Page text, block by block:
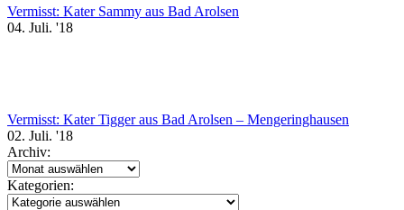
Vermisst: Kater Sammy aus Bad Arolsen
04. Juli. '18
Vermisst: Kater Tigger aus Bad Arolsen – Mengeringhausen
02. Juli. '18
Archiv:
Archiv:
Kategorien:
Kategorien: